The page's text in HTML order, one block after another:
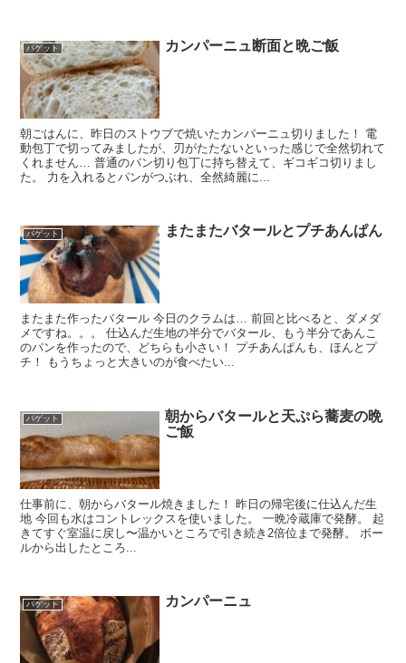
バゲット カンパーニュ断面と晩ご飯
朝ごはんに、昨日のストウブで焼いたカンパーニュ切りました！ 電
動包丁で切ってみましたが、刃がたたないといった感じで全然切れて
くれません… 普通のパン切り包丁に持ち替えて、ギコギコ切りまし
た。 力を入れるとパンがつぶれ、全然綺麗に...
バゲット またまたバタールとプチあんぱん
またまた作ったバタール 今日のクラムは… 前回と比べると、ダメダ
メですね。。。 仕込んだ生地の半分でバタール、もう半分であんこ
のパンを作ったので、どちらも小さい！ プチあんぱんも、ほんとプ
チ！ もうちょっと大きいのが食べたい...
バゲット
朝からバタールと天ぷら蕎麦の晩
ご飯
仕事前に、朝からバタール焼きました！ 昨日の帰宅後に仕込んだ生
地 今回も水はコントレックスを使いました。 一晩冷蔵庫で発酵。 起
きてすぐ室温に戻し〜温かいところで引き続き2倍位まで発酵。 ボー
ルから出したところ...
バゲット カンパーニュ